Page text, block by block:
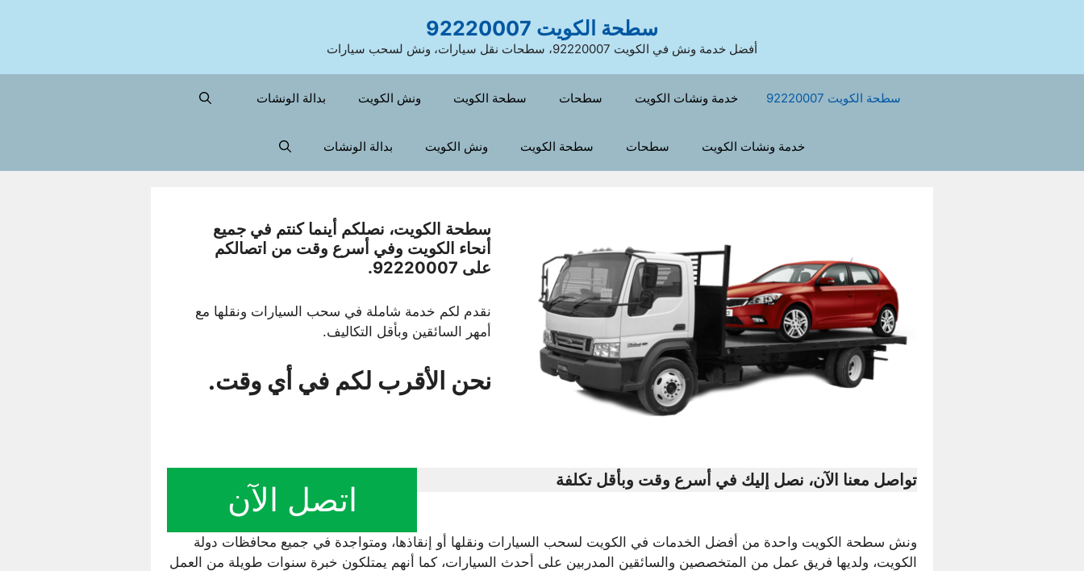
سطحة الكويت 92220007
أفضل خدمة ونش في الكويت 92220007، سطحات نقل سيارات، ونش لسحب سيارات
سطحة الكويت 92220007 خدمة ونشات الكويت سطحات سطحة الكويت ونش الكويت بدالة الونشات
خدمة ونشات الكويت سطحات سطحة الكويت ونش الكويت بدالة الونشات
سطحة الكويت، نصلكم أينما كنتم في جميع
أنحاء الكويت وفي أسرع وقت من اتصالكم
على 92220007.
نقدم لكم خدمة شاملة في سحب السيارات ونقلها مع
أمهر السائقين وبأقل التكاليف.
نحن الأقرب لكم في أي وقت.
تواصل معنا الآن، نصل إليك في أسرع وقت وبأقل تكلفة اتصل الآن
ونش سطحة الكويت واحدة من أفضل الخدمات في الكويت لسحب السيارات ونقلها أو إنقاذها، ومتواجدة في جميع محافظات دولة
الكويت، ولديها فريق عمل من المتخصصين والسائقين المدربين على أحدث السيارات، كما أنهم يمتلكون خبرة سنوات طويلة من العمل